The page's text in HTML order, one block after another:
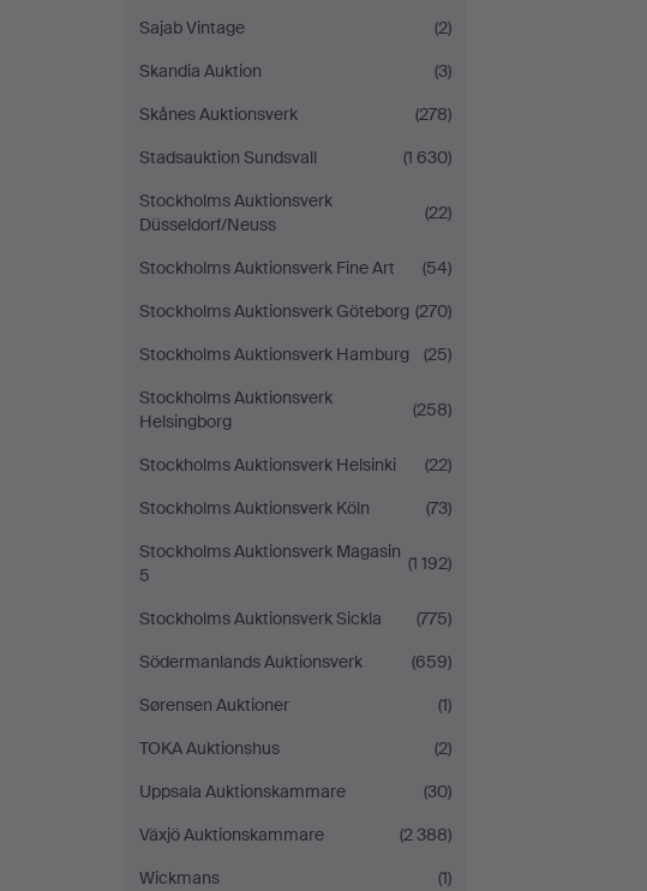
Sajab Vintage
(2)
Skandia Auktion
(3)
Skånes Auktionsverk
(278)
Stadsauktion Sundsvall
(1 630)
Stockholms Auktionsverk
Düsseldorf/Neuss
(22)
Stockholms Auktionsverk Fine Art
(54)
Stockholms Auktionsverk Göteborg (270)
Stockholms Auktionsverk Hamburg
(25)
Stockholms Auktionsverk
Helsingborg
(258)
Stockholms Auktionsverk Helsinki
(22)
Stockholms Auktionsverk Köln
(73)
Stockholms Auktionsverk Magasin
5
(1 192)
Stockholms Auktionsverk Sickla
(775)
Södermanlands Auktionsverk
(659)
Sørensen Auktioner
(1)
TOKA Auktionshus
(2)
Uppsala Auktionskammare
(30)
Växjö Auktionskammare
(2 388)
Wickmans
(1)